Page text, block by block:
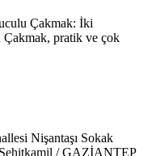
Çakmak: İki
pratik ve çok
Nişantaşı Sokak
/ GAZİANTEP